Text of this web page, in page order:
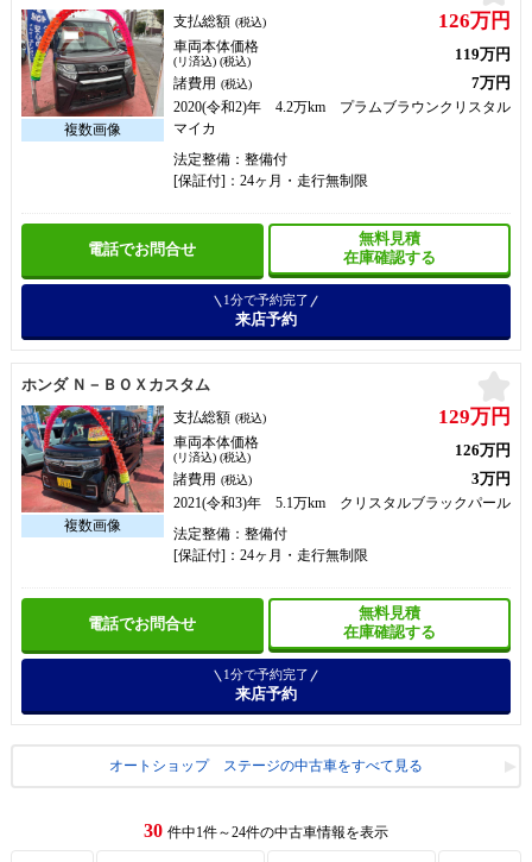
支払総額 (税込) 126万円
車両本体価格
(リ済込) (税込) 119万円
諸費用 (税込) 7万円
2020(令和2)年 4.2万km プラムブラウンクリスタル
マイカ
法定整備：整備付
[保証付]：24ヶ月・走行無制限
電話でお問合せ
無料見積
在庫確認する
1分で予約完了
来店予約
ホンダ Ｎ－ＢＯＸカスタム
支払総額 (税込) 129万円
車両本体価格
(リ済込) (税込) 126万円
諸費用 (税込) 3万円
2021(令和3)年 5.1万km クリスタルブラックパール
法定整備：整備付
[保証付]：24ヶ月・走行無制限
電話でお問合せ
無料見積
在庫確認する
1分で予約完了
来店予約
オートショップ ステージの中古車をすべて見る
30 件中1件～24件の中古車情報を表示